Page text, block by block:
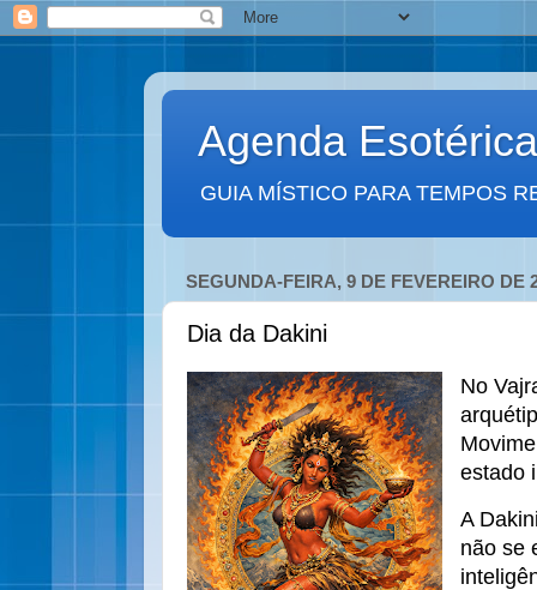
Agenda Esotérica
GUIA MÍSTICO PARA TEMPOS
SEGUNDA-FEIRA, 9 DE FEVEREIRO DE
Dia da Dakini
No
estado
A
não se